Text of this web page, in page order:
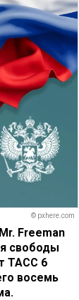
© pxhere.com
Freeman
свободы
ТАСС 6
восемь